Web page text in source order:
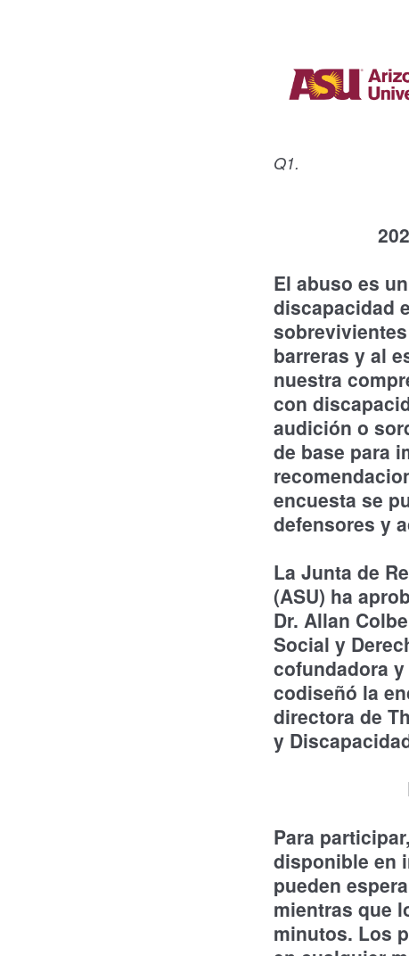
Q1.
El abuso es
discapacidad
barreras y al
nuestra
con
audición o
de base para
encuesta se
defensores y
La Junta de
(ASU) ha
Dr. Allan
Social y
cofundadora
codiseñó la
directora de
y
Para
disponible en
pueden
mientras que
minutos. Los